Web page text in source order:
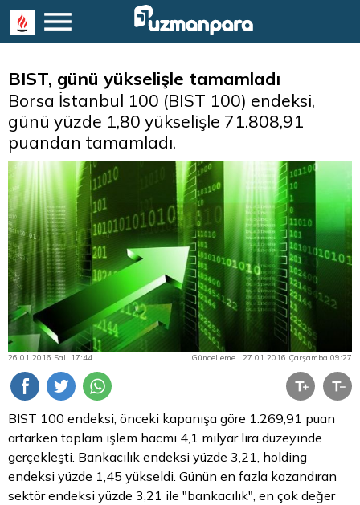
BIST, günü yükselişle tamamladı
Borsa İstanbul 100 (BIST 100) endeksi,
günü yüzde 1,80 yükselişle 71.808,91
puandan tamamladı.
26.01.2016 Salı 17:44 Güncelleme : 27.01.2016 Çarşamba 09:27
BIST 100 endeksi, önceki kapanışa göre 1.269,91 puan
artarken toplam işlem hacmi 4,1 milyar lira düzeyinde
gerçekleşti. Bankacılık endeksi yüzde 3,21, holding
endeksi yüzde 1,45 yükseldi. Günün en fazla kazandıran
sektör endeksi yüzde 3,21 ile "bankacılık", en çok değer